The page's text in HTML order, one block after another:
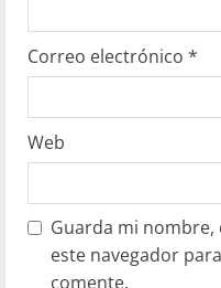
Correo electrónico *
Web
Guarda mi
este navegador
comente.